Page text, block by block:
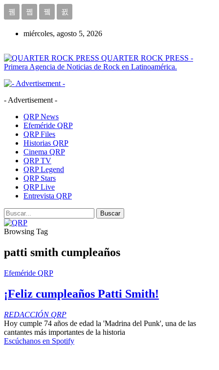
miércoles, agosto 5, 2026
QUARTER ROCK PRESS -
Primera Agencia de Noticias de Rock en Latinoamérica.
- Advertisement -
QRP News
Efeméride QRP
QRP Files
Historias QRP
Cinema QRP
QRP TV
QRP Legend
QRP Stars
QRP Live
Entrevista QRP
Browsing Tag
patti smith cumpleaños
Efeméride QRP
¡Feliz cumpleaños Patti Smith!
REDACCIÓN QRP
Hoy cumple 74 años de edad la 'Madrina del Punk', una de las
cantantes más importantes de la historia
Escúchanos en Spotify